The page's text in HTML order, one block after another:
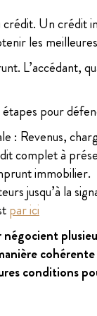
Un crédit
les
L’accédant,
pour
: Revenus,
complet à
immobilier.
jusqu’à la
par ici
conditions